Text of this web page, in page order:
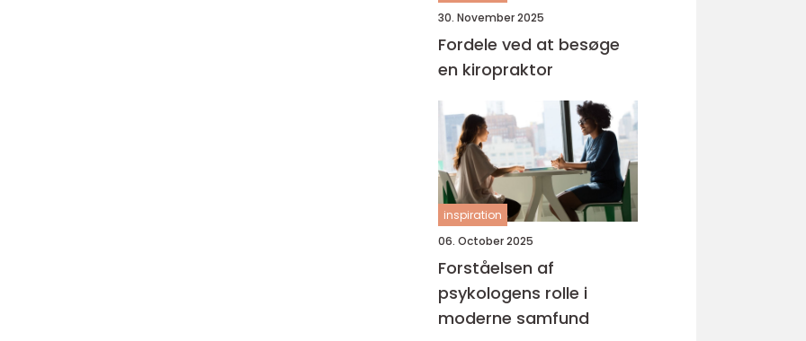
30. November 2025
Fordele ved at besøge
en kiropraktor
inspiration
06. October 2025
Forståelsen af
psykologens rolle i
moderne samfund